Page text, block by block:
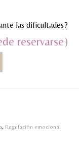
las dificultades?
reservarse)
Regulación emocional